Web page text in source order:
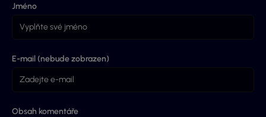
Jméno
E-mail (nebude zobrazen)
Obsah komentáře